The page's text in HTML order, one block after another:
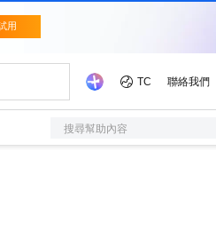
搜尋幫助內容